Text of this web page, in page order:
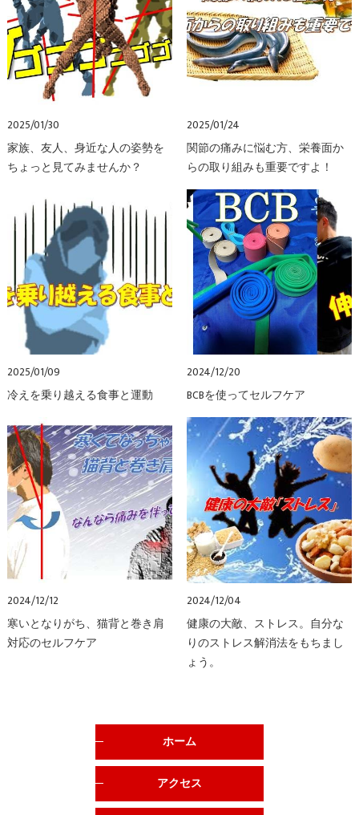
2025/01/30
家族、友人、身近な人の姿勢を
ちょっと見てみませんか？
2025/01/24
関節の痛みに悩む方、栄養面か
らの取り組みも重要ですよ！
2025/01/09
冷えを乗り越える食事と運動
2024/12/20
BCBを使ってセルフケア
2024/12/12
寒いとなりがち、猫背と巻き肩
対応のセルフケア
2024/12/04
健康の大敵、ストレス。自分な
りのストレス解消法をもちまし
ょう。
ホーム
アクセス